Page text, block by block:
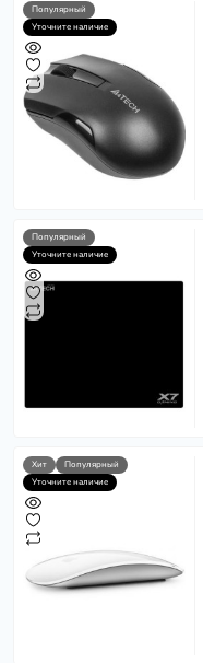
Популярный
Уточните наличие
Популярный
Уточните наличие
Хит
Популярный
Уточните наличие